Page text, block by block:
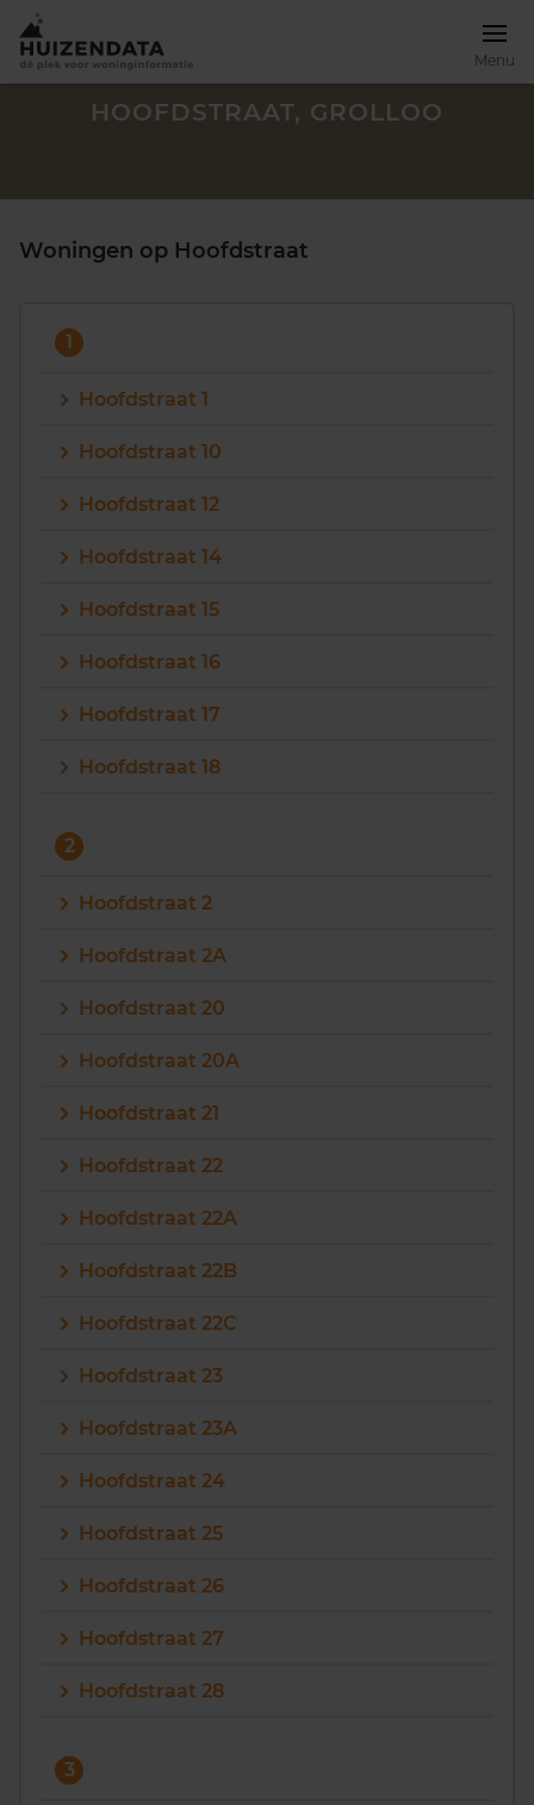
Menu
Maandag t/m vrijdag - 08:00 -18:00
HOOFDSTRAAT, GROLLOO
Woningen op Hoofdstraat
1
Hoofdstraat 1
Hoofdstraat 10
Hoofdstraat 12
Hoofdstraat 14
Hoofdstraat 15
Hoofdstraat 16
Hoofdstraat 17
Hoofdstraat 18
2
Hoofdstraat 2
Hoofdstraat 2A
Hoofdstraat 20
Hoofdstraat 20A
Hoofdstraat 21
Hoofdstraat 22
Hoofdstraat 22A
Hoofdstraat 22B
Hoofdstraat 22C
Hoofdstraat 23
Hoofdstraat 23A
Hoofdstraat 24
Hoofdstraat 25
Hoofdstraat 26
Hoofdstraat 27
Hoofdstraat 28
3